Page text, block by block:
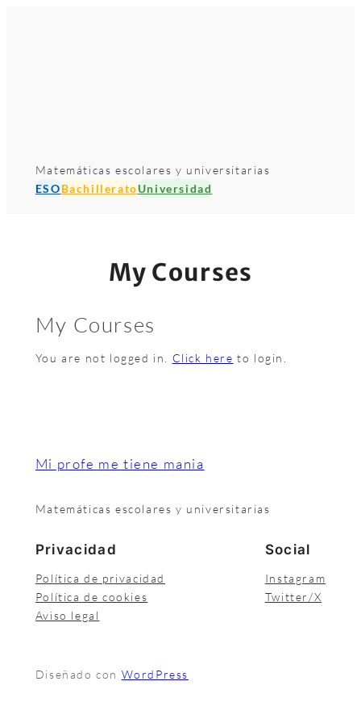
Matemáticas escolares y universitarias
ESOBachilleratoUniversidad
My Courses
My Courses
You are not logged in. Click here to login.
Mi profe me tiene mania
Matemáticas escolares y universitarias
Privacidad
Política de privacidad
Política de cookies
Aviso legal
Social
Instagram
Twitter/X
Diseñado con WordPress